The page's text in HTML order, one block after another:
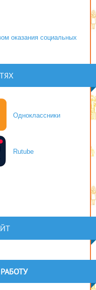
оказания социальных
Одноклассники
Rutube